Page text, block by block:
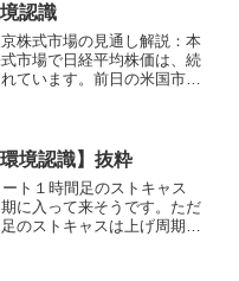
認識
株式市場の見通し解説：本
市場で日経平均株価は、続
ています。前日の米国市場
本株市場も軟調な...
境認識】抜粋
ト１時間足のストキャス
に入って来そうです。ただ
のストキャスは上げ周期に